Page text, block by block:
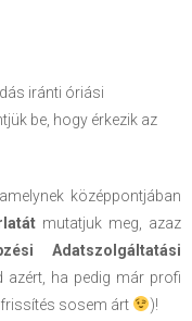
iránti óriási
be, hogy érkezik az
középpontjában
mutatjuk meg, azaz
Adatszolgáltatási
azért, ha pedig már profi
frissítés sosem árt
)!